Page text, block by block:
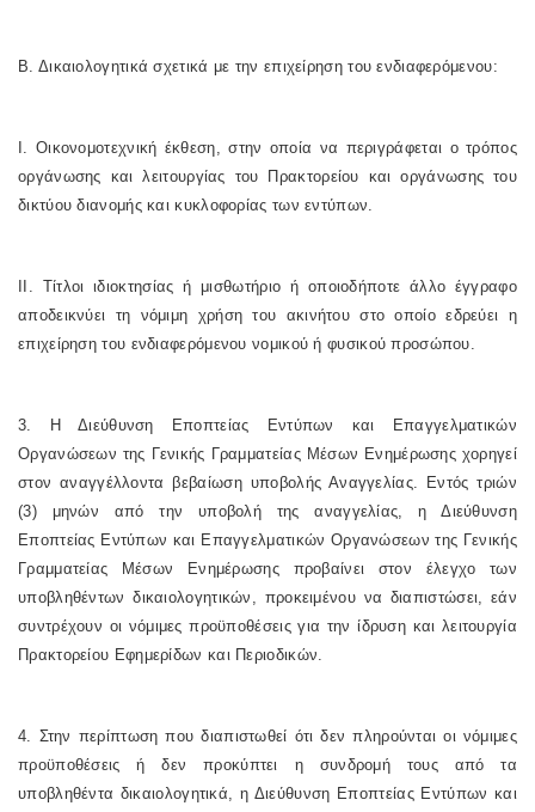
Β. Δικαιολογητικά σχετικά με την επιχείρηση του ενδιαφερόμενου:
Ι. Οικονομοτεχνική έκθεση, στην οποία να περιγράφεται ο τρόπος
οργάνωσης και λειτουργίας του Πρακτορείου και οργάνωσης του
δικτύου διανομής και κυκλοφορίας των εντύπων.
II. Τίτλοι ιδιοκτησίας ή μισθωτήριο ή οποιοδήποτε άλλο έγγραφο
αποδεικνύει τη νόμιμη χρήση του ακινήτου στο οποίο εδρεύει η
επιχείρηση του ενδιαφερόμενου νομικού ή φυσικού προσώπου.
3. Η Διεύθυνση Εποπτείας Εντύπων και Επαγγελματικών
Οργανώσεων της Γενικής Γραμματείας Μέσων Ενημέρωσης χορηγεί
στον αναγγέλλοντα βεβαίωση υποβολής Αναγγελίας. Εντός τριών
(3) μηνών από την υποβολή της αναγγελίας, η Διεύθυνση
Εποπτείας Εντύπων και Επαγγελματικών Οργανώσεων της Γενικής
Γραμματείας Μέσων Ενημέρωσης προβαίνει στον έλεγχο των
υποβληθέντων δικαιολογητικών, προκειμένου να διαπιστώσει, εάν
συντρέχουν οι νόμιμες προϋποθέσεις για την ίδρυση και λειτουργία
Πρακτορείου Εφημερίδων και Περιοδικών.
4. Στην περίπτωση που διαπιστωθεί ότι δεν πληρούνται οι νόμιμες
προϋποθέσεις ή δεν προκύπτει η συνδρομή τους από τα
υποβληθέντα δικαιολογητικά, η Διεύθυνση Εποπτείας Εντύπων και